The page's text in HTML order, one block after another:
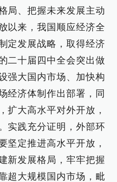
局、把握未来发展主动
以来，我国顺应经济全
定发展战略，取得经济
二十届四中全会突出做
强大国内市场、加快构
经济体制作出部署，同
扩大高水平对外开放，
实践充分证明，外部环
坚定推进高水平开放，
新发展格局，牢牢把握
超大规模国内市场，毗